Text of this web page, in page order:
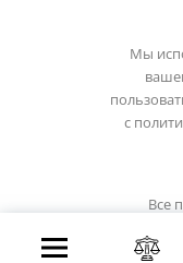
Мы
с
Все